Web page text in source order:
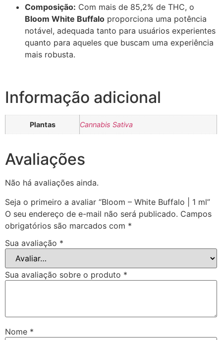
Composição: Com mais de 85,2% de THC, o
Bloom White Buffalo proporciona uma potência
notável, adequada tanto para usuários experientes
quanto para aqueles que buscam uma experiência
mais robusta.
Informação adicional
Plantas Cannabis Sativa
Avaliações
Não há avaliações ainda.
Seja o primeiro a avaliar “Bloom – White Buffalo | 1 ml”
O seu endereço de e-mail não será publicado. Campos
obrigatórios são marcados com *
Sua avaliação *
Sua avaliação sobre o produto *
Nome *